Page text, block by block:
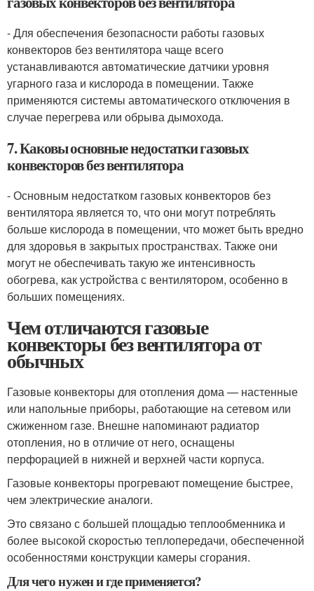
- Для обеспечения безопасности работы газовых
конвекторов без вентилятора чаще всего
устанавливаются автоматические датчики уровня
угарного газа и кислорода в помещении. Также
применяются системы автоматического отключения в
случае перегрева или обрыва дымохода.
7. Каковы основные недостатки газовых
конвекторов без вентилятора
- Основным недостатком газовых конвекторов без
вентилятора является то, что они могут потреблять
больше кислорода в помещении, что может быть вредно
для здоровья в закрытых пространствах. Также они
могут не обеспечивать такую же интенсивность
обогрева, как устройства с вентилятором, особенно в
больших помещениях.
Чем отличаются газовые
конвекторы без вентилятора от
обычных
Газовые конвекторы для отопления дома — настенные
или напольные приборы, работающие на сетевом или
сжиженном газе. Внешне напоминают радиатор
отопления, но в отличие от него, оснащены
перфорацией в нижней и верхней части корпуса.
Газовые конвекторы прогревают помещение быстрее,
чем электрические аналоги.
Это связано с большей площадью теплообменника и
более высокой скоростью теплопередачи, обеспеченной
особенностями конструкции камеры сгорания.
Для чего нужен и где применяется?